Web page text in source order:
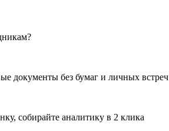
документы без бумаг и личных встреч
собирайте аналитику в 2 клика